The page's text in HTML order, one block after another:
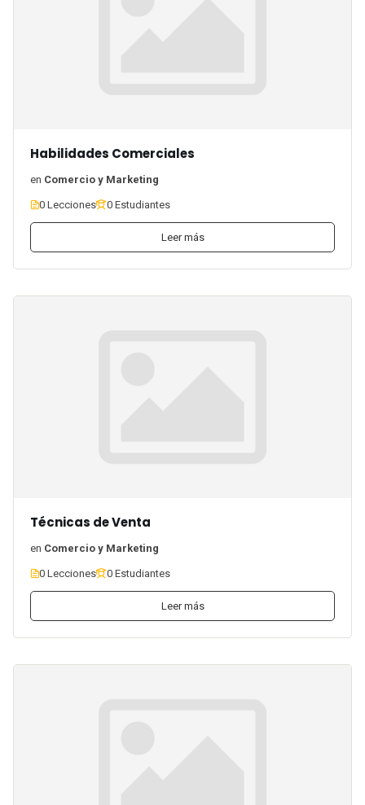
Habilidades Comerciales
en Comercio y Marketing
0 Lecciones 0 Estudiantes
Leer más
Técnicas de Venta
en Comercio y Marketing
0 Lecciones 0 Estudiantes
Leer más